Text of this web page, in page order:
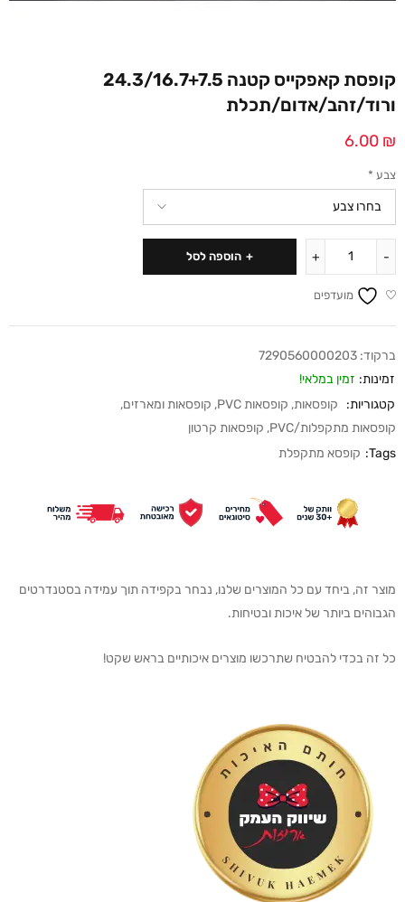
קופסת קאפקייס קטנה 24.3/16.7+7.5
ורוד/זהב/אדום/תכלת
6.00 ₪
צבע *
הוספה לסל
מועדפים
ברקוד: 7290560000203
זמינות: זמין במלאי!
קטגוריות:
קופסאות, קופסאות PVC , קופסאות ומארזים,
קופסאות מתקפלות/PVC
, קופסאות קרטון
Tags: קופסא מתקפלת
מוצר זה, ביחד עם כל המוצרים שלנו, נבחר בקפידה תוך עמידה בסטנדרטים
הגבוהים ביותר של איכות ובטיחות.
כל זה בכדי להבטיח שתרכשו מוצרים איכותיים בראש שקט!